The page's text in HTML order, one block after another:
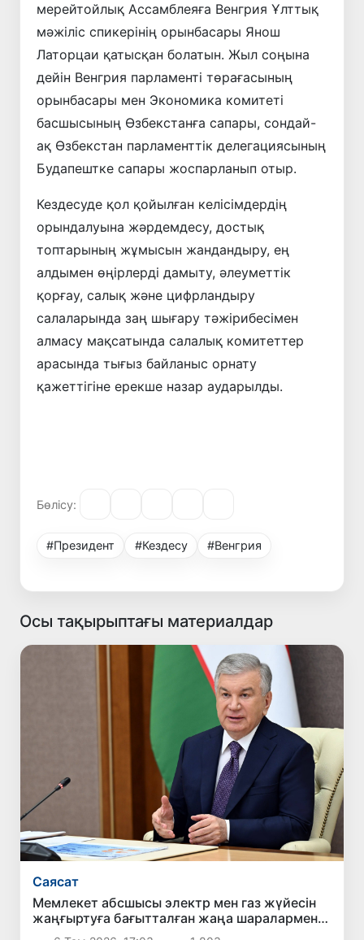
мерейтойлық Ассамблеяға Венгрия Ұлттық
мәжіліс спикерінің орынбасары Янош
Латорцаи қатысқан болатын. Жыл соңына
дейін Венгрия парламенті төрағасының
орынбасары мен Экономика комитеті
басшысының Өзбекстанға сапары, сондай-
ақ Өзбекстан парламенттік делегациясының
Будапештке сапары жоспарланып отыр.
Кездесуде қол қойылған келісімдердің
орындалуына жәрдемдесу, достық
топтарының жұмысын жандандыру, ең
алдымен өңірлерді дамыту, әлеуметтік
қорғау, салық және цифрландыру
салаларында заң шығару тәжірибесімен
алмасу мақсатында салалық комитеттер
арасында тығыз байланыс орнату
қажеттігіне ерекше назар аударылды.
Бөлісу:
#Президент #Кездесу #Венгрия
Осы тақырыптағы материалдар
Саясат
Мемлекет абсшысы электр мен газ жүйесін
жаңғыртуға бағытталған жаңа шаралармен
танысты